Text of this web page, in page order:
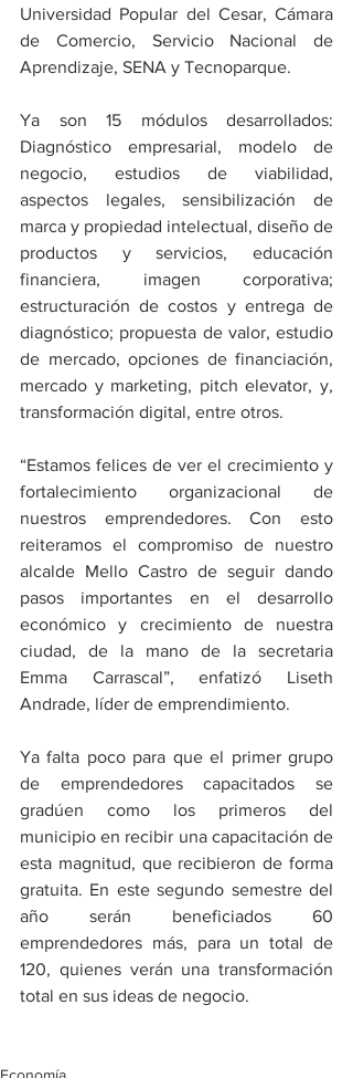
Universidad Popular del Cesar, Cámara
de Comercio, Servicio Nacional de
Aprendizaje, SENA y Tecnoparque.
Ya son 15 módulos desarrollados:
Diagnóstico empresarial, modelo de
negocio, estudios de viabilidad,
aspectos legales, sensibilización de
marca y propiedad intelectual, diseño de
productos y servicios, educación
financiera, imagen corporativa;
estructuración de costos y entrega de
diagnóstico; propuesta de valor, estudio
de mercado, opciones de financiación,
mercado y marketing, pitch elevator, y,
transformación digital, entre otros.
“Estamos felices de ver el crecimiento y
fortalecimiento organizacional de
nuestros emprendedores. Con esto
reiteramos el compromiso de nuestro
alcalde Mello Castro de seguir dando
pasos importantes en el desarrollo
económico y crecimiento de nuestra
ciudad, de la mano de la secretaria
Emma Carrascal”, enfatizó Liseth
Andrade, líder de emprendimiento.
Ya falta poco para que el primer grupo
de emprendedores capacitados se
gradúen como los primeros del
municipio en recibir una capacitación de
esta magnitud, que recibieron de forma
gratuita. En este segundo semestre del
año serán beneficiados 60
emprendedores más, para un total de
120, quienes verán una transformación
total en sus ideas de negocio.